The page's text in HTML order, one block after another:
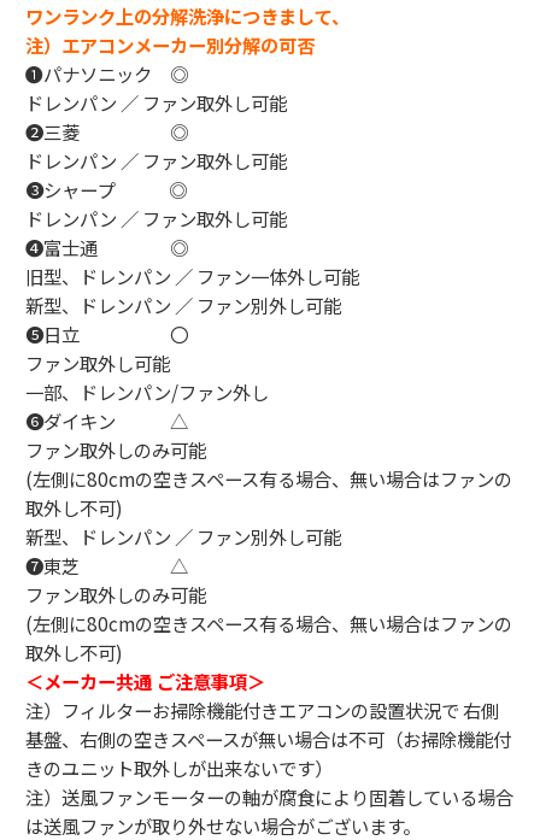
ワンランク上の分解洗浄につきまして、
注）エアコンメーカー別分解の可否
❶パナソニック ◎
ドレンパン ／ ファン取外し可能
❷三菱 ◎
ドレンパン ／ ファン取外し可能
❸シャープ ◎
ドレンパン ／ ファン取外し可能
❹富士通 ◎
旧型、ドレンパン ／ ファン一体外し可能
新型、ドレンパン ／ ファン別外し可能
❺日立 〇
ファン取外し可能
一部、ドレンパン/ファン外し
❻ダイキン △
ファン取外しのみ可能
(左側に80cmの空きスペース有る場合、無い場合はファンの
取外し不可)
新型、ドレンパン ／ ファン別外し可能
❼東芝 △
ファン取外しのみ可能
(左側に80cmの空きスペース有る場合、無い場合はファンの
取外し不可)
＜メーカー共通 ご注意事項＞
注）フィルターお掃除機能付きエアコンの設置状況で右側
基盤、右側の空きスペースが無い場合は不可 （お掃除機能付
きのユニット取外しが出来ないです）
注）送風ファンモーターの軸が腐食により固着している場合
は送風ファンが取り外せない場合がございます。